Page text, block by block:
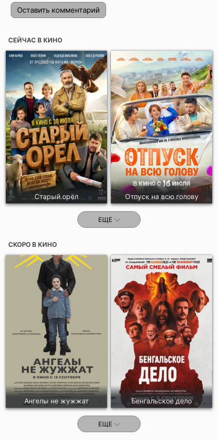
Оставить комментарий
Отправить!
СЕЙЧАС В КИНО
Старый орёл Отпуск на всю голову
ЕЩЕ
СКОРО В КИНО
Ангелы не жужжат Бенгальское дело
ЕЩЕ